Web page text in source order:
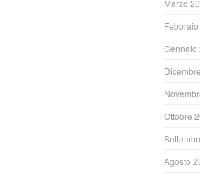
Marzo
Gennaio
Ottobre
Agosto